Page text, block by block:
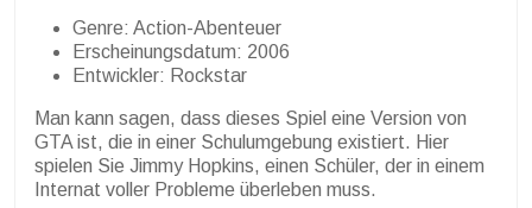
Genre: Action-Abenteuer
Erscheinungsdatum: 2006
Entwickler: Rockstar
Man kann sagen, dass dieses Spiel eine Version von
GTA ist, die in einer Schulumgebung existiert. Hier
spielen Sie Jimmy Hopkins, einen Schüler, der in einem
Internat voller Probleme überleben muss.